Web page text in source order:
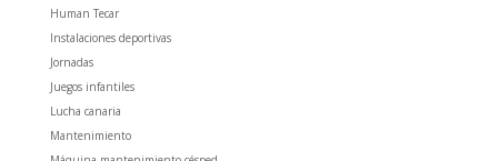
Human Tecar
Instalaciones deportivas
Jornadas
Juegos infantiles
Lucha canaria
Mantenimiento